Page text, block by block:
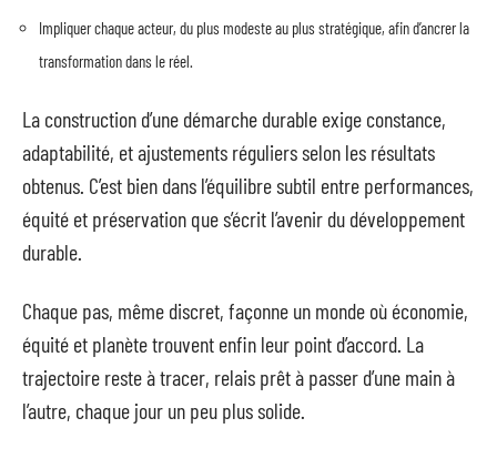
Impliquer chaque acteur, du plus modeste au plus stratégique, afin d’ancrer la
transformation dans le réel.
La construction d’une démarche durable exige constance,
adaptabilité, et ajustements réguliers selon les résultats
obtenus. C’est bien dans l’équilibre subtil entre performances,
équité et préservation que s’écrit l’avenir du développement
durable.
Chaque pas, même discret, façonne un monde où économie,
équité et planète trouvent enfin leur point d’accord. La
trajectoire reste à tracer, relais prêt à passer d’une main à
l’autre, chaque jour un peu plus solide.